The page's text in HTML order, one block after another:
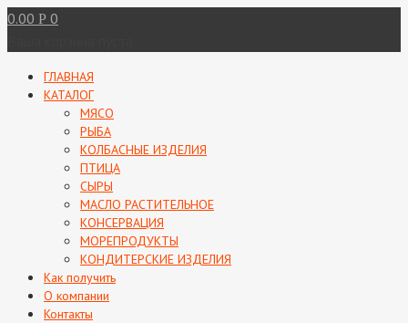
0.00 Р 0
ГЛАВНАЯ
КАТАЛОГ
МЯСО
РЫБА
КОЛБАСНЫЕ ИЗДЕЛИЯ
ПТИЦА
СЫРЫ
МАСЛО РАСТИТЕЛЬНОЕ
КОНСЕРВАЦИЯ
МОРЕПРОДУКТЫ
КОНДИТЕРСКИЕ ИЗДЕЛИЯ
Как получить
О компании
Контакты